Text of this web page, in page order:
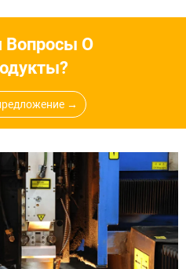
Вопросы О
→